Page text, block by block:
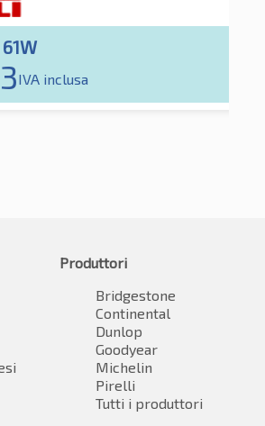
IVA inclusa
Produttori
Bridgestone
Continental
Dunlop
Goodyear
Michelin
Pirelli
Tutti i produttori